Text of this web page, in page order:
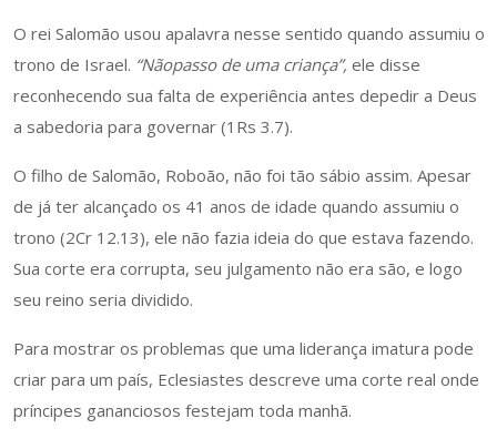
O rei Salomão usou apalavra nesse sentido quando assumiu o
trono de Israel. “Nãopasso de uma criança”, ele disse
reconhecendo sua falta de experiência antes depedir a Deus
a sabedoria para governar (1Rs 3.7).
O filho de Salomão, Roboão, não foi tão sábio assim. Apesar
de já ter alcançado os 41 anos de idade quando assumiu o
trono (2Cr 12.13), ele não fazia ideia do que estava fazendo.
Sua corte era corrupta, seu julgamento não era são, e logo
seu reino seria dividido.
Para mostrar os problemas que uma liderança imatura pode
criar para um país, Eclesiastes descreve uma corte real onde
príncipes gananciosos festejam toda manhã.